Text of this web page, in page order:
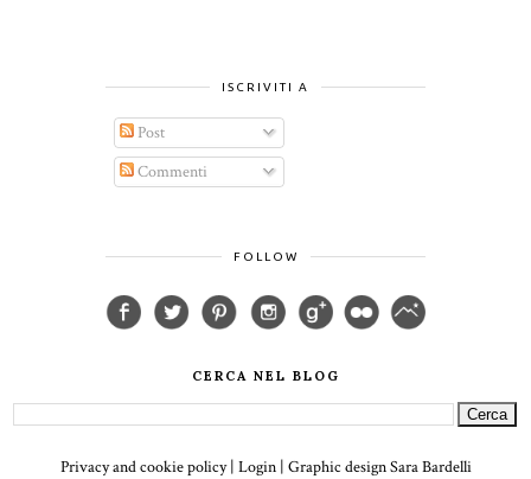
ISCRIVITI A
Post
Commenti
FOLLOW
CERCA NEL BLOG
Privacy and cookie policy| Login| Graphic designSara Bardelli